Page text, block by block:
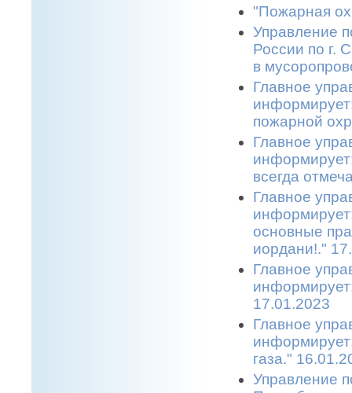
"Пожарная
Управление
России по г.
в
Главное
пожарной
Главное
всегда
Главное
основные
иордани!."
Главное
17.01.2023
Главное
газа."
Управление